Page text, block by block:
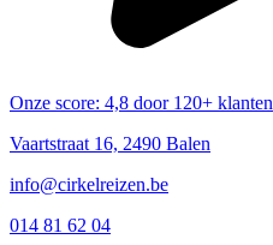
Onze score: 4,8 door 120+ klanten
Vaartstraat 16, 2490 Balen
info@cirkelreizen.be
014 81 62 04